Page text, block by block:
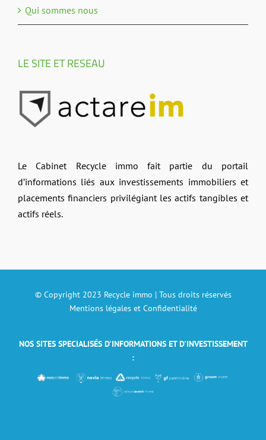
Qui sommes nous
LE SITE ET RESEAU
Le Cabinet Recycle immo fait partie du portail
d’informations liés aux investissements immobiliers et
placements financiers privilégiant les actifs tangibles et
actifs réels.
© Copyright 2023 Recycle immo | Tous droits réservés
Mentions légales et Confidentialité
NOS SITES SPECIALISÉS D'INFORMATIONS ET D'INVESTISSEMENT
: